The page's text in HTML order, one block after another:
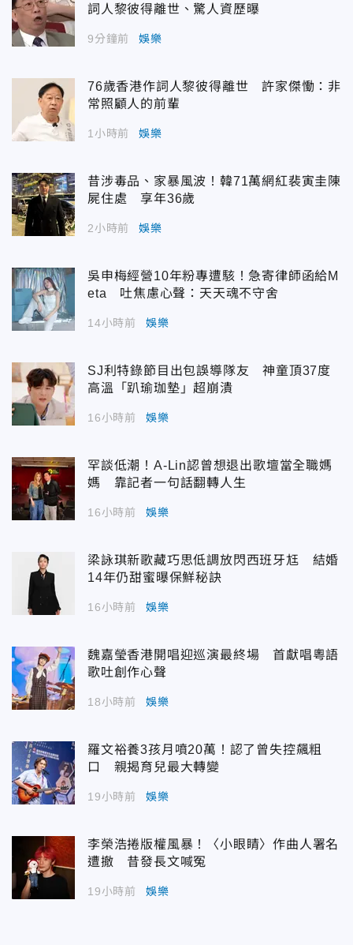
詞人黎彼得離世、驚人資歷曝
9分鐘前 娛樂
76歲香港作詞人黎彼得離世 許家傑慟：非
常照顧人的前輩
1小時前 娛樂
昔涉毒品、家暴風波！韓71萬網紅裴寅圭陳
屍住處 享年36歲
2小時前 娛樂
吳申梅經營10年粉專遭駭！急寄律師函給M
eta 吐焦慮心聲：天天魂不守舍
14小時前 娛樂
SJ利特錄節目出包誤導隊友 神童頂37度
高溫「趴瑜珈墊」超崩潰
16小時前 娛樂
罕談低潮！A-Lin認曾想退出歌壇當全職媽
媽 靠記者一句話翻轉人生
16小時前 娛樂
梁詠琪新歌藏巧思低調放閃西班牙尪 結婚
14年仍甜蜜曝保鮮秘訣
16小時前 娛樂
魏嘉瑩香港開唱迎巡演最終場 首獻唱粵語
歌吐創作心聲
18小時前 娛樂
羅文裕養3孩月噴20萬！認了曾失控飆粗
口 親揭育兒最大轉變
19小時前 娛樂
李榮浩捲版權風暴！〈小眼睛〉作曲人署名
遭撤 昔發長文喊冤
19小時前 娛樂